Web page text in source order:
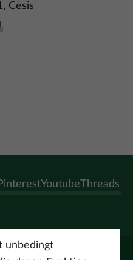
Cēsis
YoutubeThreads
unbedingt